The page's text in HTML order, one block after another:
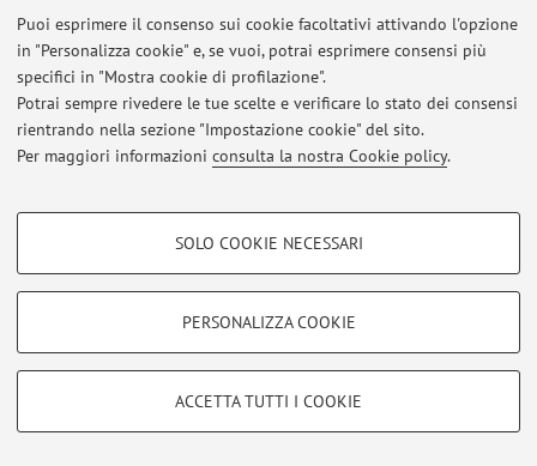
Puoi esprimere il consenso sui cookie facoltativi attivando l'opzione
in "Personalizza cookie" e, se vuoi, potrai esprimere consensi più
specifici in "Mostra cookie di profilazione".
Potrai sempre rivedere le tue scelte e verificare lo stato dei consensi
rientrando nella sezione "Impostazione cookie" del sito.
Per maggiori informazioni consulta la nostra Cookie policy.
COOKIE DI PROFILAZIONE - FACOLTATIVI
COOKIE TECNICI - NECESSARI
Si tratta di cookie tecnici utilizzati, a titolo esemplificativo, per il corretto
SOLO COOKIE NECESSARI
PERSONALIZZA COOKIE
ACCETTA TUTTI I COOKIE
Area riservata
Accedi tramiteloginper gestire tutti i contenuti del sito.
Zamboni, 33 - 40126 Bologna - Partita IVA: 01131710376
|Note legali| Impostazioni Cookie